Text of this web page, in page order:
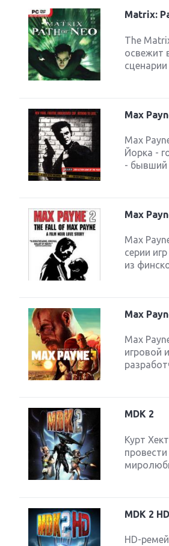
Matrix:
The
освежит
Max
Max
Йорка -
- бывший
Max
Max
серии
из
Max
Max
игровой
MDK 2
Курт
MDK 2 HD
HD-